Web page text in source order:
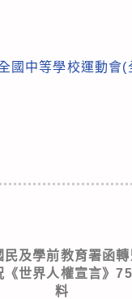
國中等學校運動會(
民及學前教育署函
《世界人權宣言》
料